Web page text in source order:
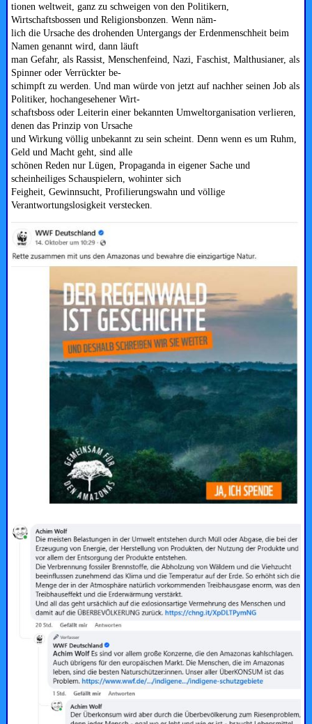
tionen weltweit, ganz zu schweigen von den Politikern,
Wirtschaftsbossen und Religionsbonzen. Wenn näm-
lich die Ursache des drohenden Untergangs der Erdenmenschheit beim
Namen genannt wird, dann läuft
man Gefahr, als Rassist, Menschenfeind, Nazi, Faschist, Malthusianer, als
Spinner oder Verrückter be-
schimpft zu werden. Und man würde von jetzt auf nachher seinen Job als
Politiker, hochangesehener Wirt-
schaftsboss oder Leiterin einer bekannten Umweltorganisation verlieren,
denen das Prinzip von Ursache
und Wirkung völlig unbekannt zu sein scheint. Denn wenn es um Ruhm,
Geld und Macht geht, sind alle
schönen Reden nur Lügen, Propaganda in eigener Sache und
scheinheiliges Schauspielern, wohinter sich
Feigheit, Gewinnsucht, Profilierungswahn und völlige
Verantwortungslosigkeit verstecken.